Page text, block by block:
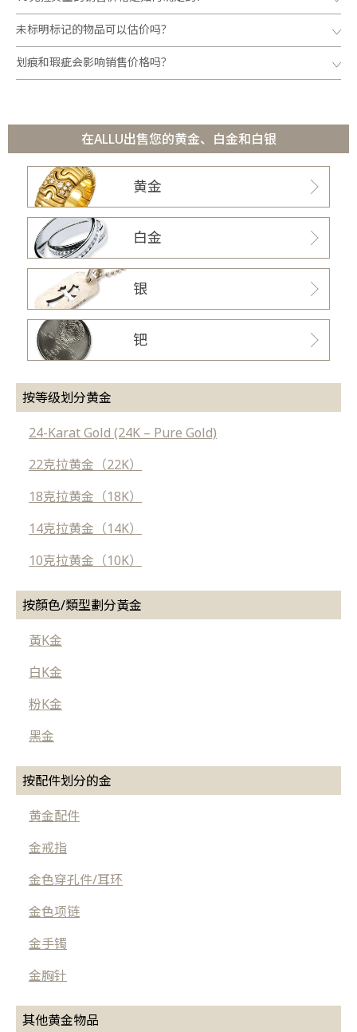
未标明标记的物品可以估价吗？
划痕和瑕疵会影响销售价格吗？
在ALLU出售您的黄金、白金和白银
黄金
白金
银
钯
按等级划分黄金
24-Karat Gold (24K – Pure Gold)
22克拉黄金（22K）
18克拉黄金（18K）
14克拉黄金（14K）
10克拉黄金（10K）
按顏色/類型劃分黃金
黃K金
白K金
粉K金
黑金
按配件划分的金
黄金配件
金戒指
金色穿孔件/耳环
金色项链
金手镯
金胸针
其他黄金物品